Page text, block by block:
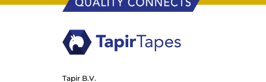
Tapir B.V.